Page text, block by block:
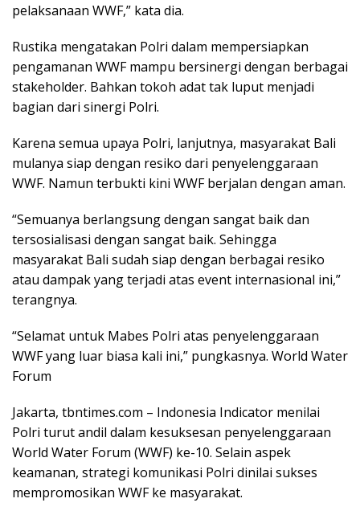
pelaksanaan WWF,” kata dia.
Rustika mengatakan Polri dalam mempersiapkan
pengamanan WWF mampu bersinergi dengan berbagai
stakeholder. Bahkan tokoh adat tak luput menjadi
bagian dari sinergi Polri.
Karena semua upaya Polri, lanjutnya, masyarakat Bali
mulanya siap dengan resiko dari penyelenggaraan
WWF. Namun terbukti kini WWF berjalan dengan aman.
“Semuanya berlangsung dengan sangat baik dan
tersosialisasi dengan sangat baik. Sehingga
masyarakat Bali sudah siap dengan berbagai resiko
atau dampak yang terjadi atas event internasional ini,”
terangnya.
“Selamat untuk Mabes Polri atas penyelenggaraan
WWF yang luar biasa kali ini,” pungkasnya. World Water
Forum
Jakarta, tbntimes.com – Indonesia Indicator menilai
Polri turut andil dalam kesuksesan penyelenggaraan
World Water Forum (WWF) ke-10. Selain aspek
keamanan, strategi komunikasi Polri dinilai sukses
mempromosikan WWF ke masyarakat.